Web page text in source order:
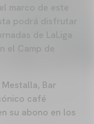
marco de este
podrá disfrutar
de LaLiga
el Camp de
Bar
café
su abono en los